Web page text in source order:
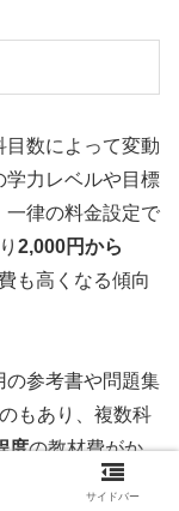
目数によって変動
学力レベルや目標
一律の料金設定で
2,000円から
も高くなる傾向
の参考書や問題集
もあり、複数科
度の教材費がか
ものを使用する
サイドバー